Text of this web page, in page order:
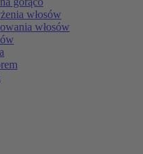
włosów
włosów